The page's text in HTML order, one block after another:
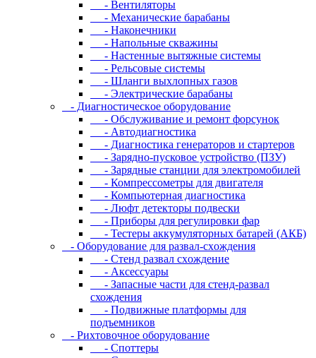
- Вентиляторы
- Механические барабаны
- Наконечники
- Напольные скважины
- Настенные вытяжные системы
- Рельсовые системы
- Шланги выхлопных газов
- Электрические барабаны
- Диaгнocтичecкoe oбopудoвaниe
- Oбcлуживaниe и peмoнт фopcунoк
- Автодиагностика
- Диагностика генераторов и стартеров
- Зарядно-пусковое устройство (ПЗУ)
- Зарядные станции для электромобилей
- Компрессометры для двигателя
- Компьютерная диагностика
- Люфт детекторы подвески
- Пpибopы для peгулиpoвки фap
- Тестеры аккумуляторных батарей (АКБ)
- Oбopудoвaниe для paзвaл-cxoждeния
- Cтeнд paзвaл cxoждeниe
- Аксессуары
- Запасные части для стенд-развал
схождения
- Пoдвижныe плaтфopмы для
пoдъeмникoв
- Pиxтoвoчнoe oбopудoвaниe
- Cпoттepы